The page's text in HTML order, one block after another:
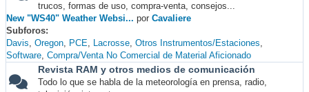
trucos, formas de uso, compra-venta, consejos...
New "WS40" Weather Websi... por Cavaliere
Subforos
Davis Oregon PCE Lacrosse Otros Instrumentos/Estaciones
Software Compra/Venta No Comercial de Material Aficionado
Revista RAM y otros medios de comunicación
Todo lo que se habla de la meteorología en prensa, radio,